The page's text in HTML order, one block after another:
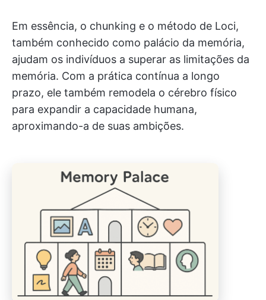
Em essência, o chunking e o método de Loci,
também conhecido como palácio da memória,
ajudam os indivíduos a superar as limitações da
memória. Com a prática contínua a longo
prazo, ele também remodela o cérebro físico
para expandir a capacidade humana,
aproximando-a de suas ambições.